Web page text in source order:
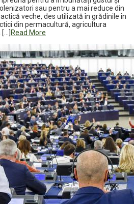
sau pentru a mai reduce din
veche, des utilizată în grădinile în
din permacultură, agricultura
Read More